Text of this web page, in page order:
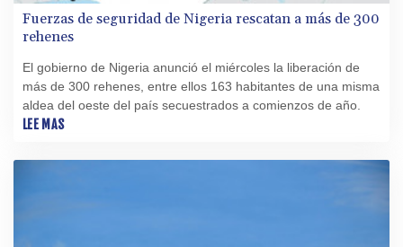
Fuerzas de seguridad de Nigeria rescatan a más de 300
rehenes
El gobierno de Nigeria anunció el miércoles la liberación de
más de 300 rehenes, entre ellos 163 habitantes de una misma
aldea del oeste del país secuestrados a comienzos de año.
LEE MAS